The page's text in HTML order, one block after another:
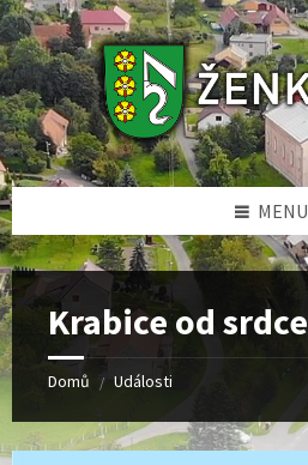
Skip
to
content
Skip
to
left
sidebar
Skip
to
footer
MENU
Krabice od srdce
Domů / Události